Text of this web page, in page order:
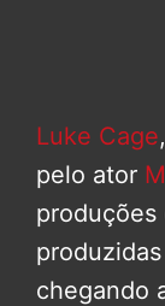
Luke Cage
pelo ator
produções
chegando